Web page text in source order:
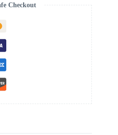
Checkout